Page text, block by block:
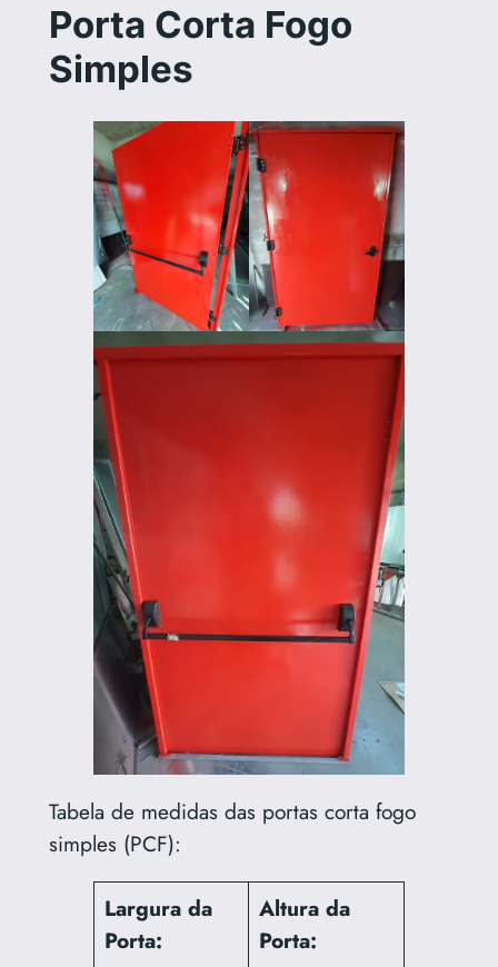
Porta Corta Fogo
Simples
Tabela de medidas das portas corta fogo
simples (PCF):
Largura da
Porta:
Altura da
Porta: